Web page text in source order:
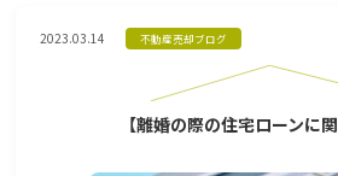
2023.03.14 不動産売却ブログ
【離婚の際の住宅ローンに